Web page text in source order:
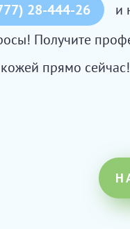
28-444-26
и
Получите
прямо сейчас!